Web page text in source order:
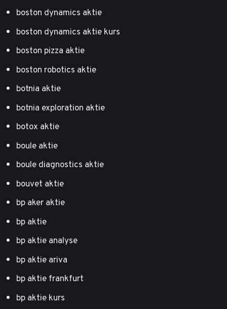
boston dynamics aktie
boston dynamics aktie kurs
boston pizza aktie
boston robotics aktie
botnia aktie
botnia exploration aktie
botox aktie
boule aktie
boule diagnostics aktie
bouvet aktie
bp aker aktie
bp aktie
bp aktie analyse
bp aktie ariva
bp aktie frankfurt
bp aktie kurs